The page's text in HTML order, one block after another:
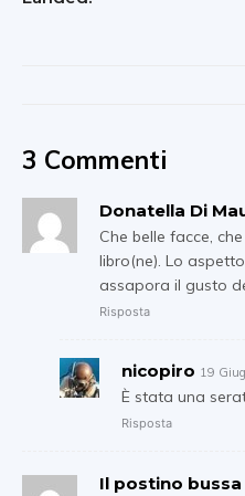
3 Commenti
Donatella Di
Che belle facce,
libro(ne). Lo
assapora il gusto
Risposta
nicopiro 19
È stata una
Risposta
Il postino bussa